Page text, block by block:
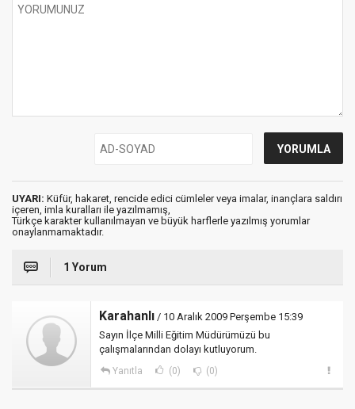
UYARI: Küfür, hakaret, rencide edici cümleler veya imalar, inançlara saldırı
içeren, imla kuralları ile yazılmamış,
Türkçe karakter kullanılmayan ve büyük harflerle yazılmış yorumlar
onaylanmamaktadır.
1 Yorum
Karahanlı / 10 Aralık 2009 Perşembe 15:39
Sayın İlçe Milli Eğitim Müdürümüzü bu
çalışmalarından dolayı kutluyorum.
Yanıtla (0) (0)